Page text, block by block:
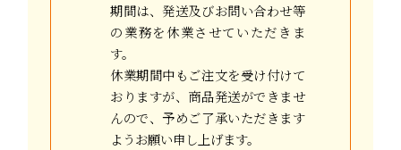
期間は、発送及びお問い合わせ等
の業務を休業させていただきま
す。
休業期間中もご注文を受け付けて
おりますが、商品発送ができませ
んので、予めご了承いただきます
ようお願い申し上げます。